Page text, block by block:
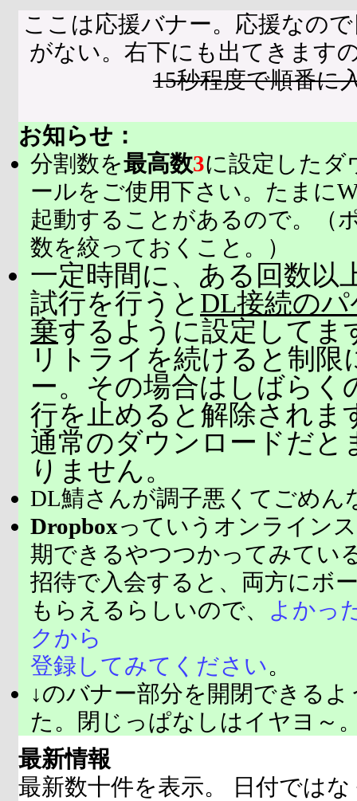
ここは応援バナー。応援なの
がない。右下にも出てきます
15秒程度で順番に
お知らせ：
分割数を最高数3に設定したダ
ールをご使用下さい。たまに
起動することがあるので。（
数を絞っておくこと。）
一定時間に、ある回数以
試行を行うと DL接続の
棄するように設定してま
リトライを続けると制限
ー。その場合はしばらく
行を止めると解除されま
通常のダウンロードだと
りません。
DL鯖さんが調子悪くてごめん
Dropboxっていうオンライン
期できるやつつかってみてい
招待で入会すると、両方にボ
もらえるらしいので、
よかっ
クから
登録してみてください。
↓のバナー部分を開閉できる
た。閉じっぱなしはイヤヨ～
最新情報
最新数十件を表示。 日付では